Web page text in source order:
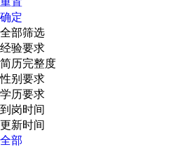
确定
全部筛选
经验要求
简历完整度
性别要求
学历要求
到岗时间
更新时间
全部